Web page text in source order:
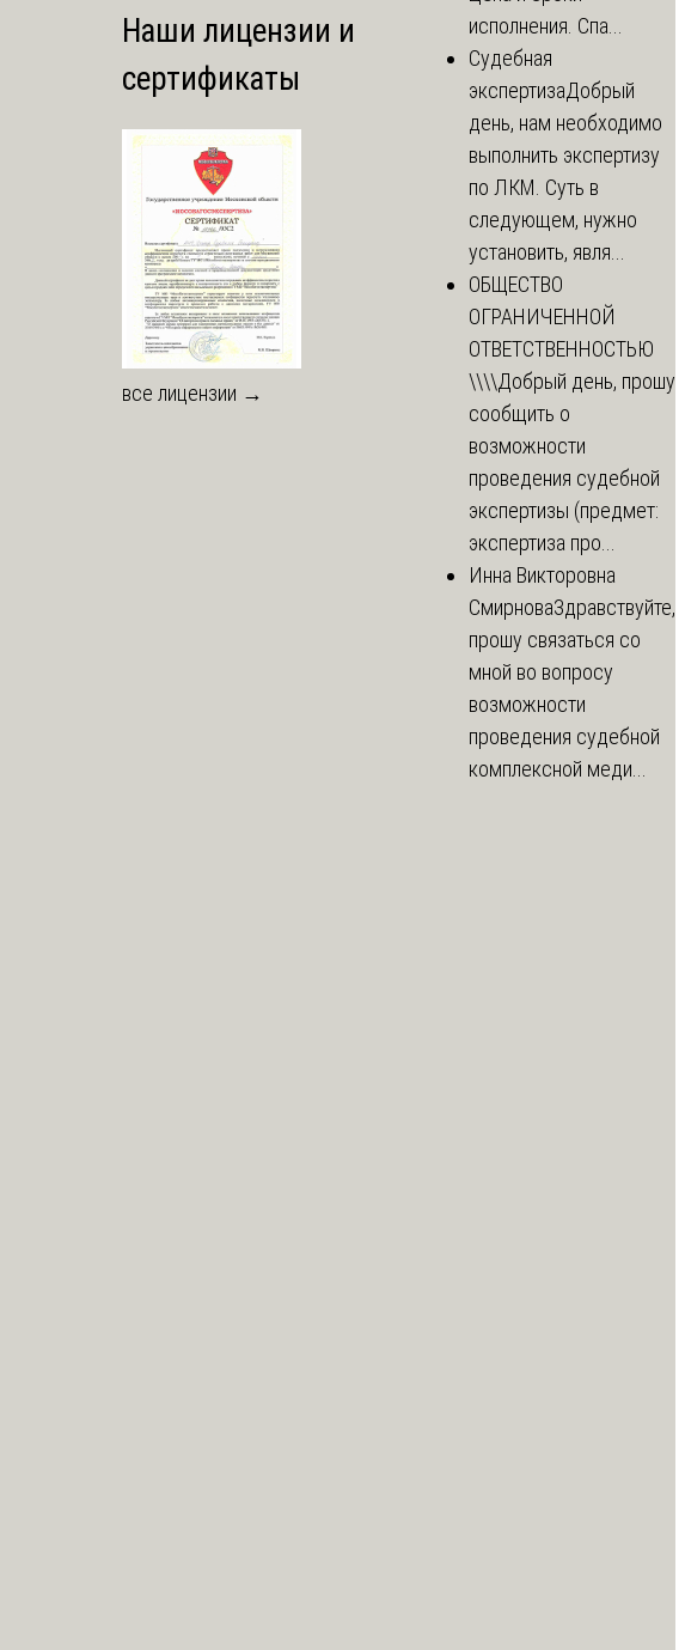
Наши лицензии и
сертификаты
все лицензии →
исполнения. Спа...
Судебная
экспертизаДобрый
день, нам необходимо
выполнить экспертизу
по ЛКМ. Суть в
следующем, нужно
установить, явля...
ОБЩЕСТВО
ОГРАНИЧЕННОЙ
ОТВЕТСТВЕННОСТЬЮ
\\\\Добрый день, прошу
сообщить о
возможности
проведения судебной
экспертизы (предмет:
экспертиза про...
Инна Викторовна
СмирноваЗдравствуйте,
прошу связаться со
мной во вопросу
возможности
проведения судебной
комплексной меди...